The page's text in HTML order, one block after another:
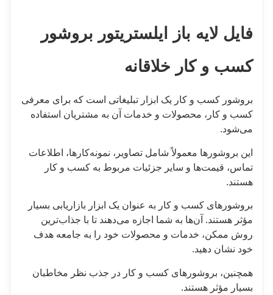
فایل لایه باز ایلستریتور بروشور
کسب و کار خلاقانه
بروشور کسب و کار یک ابزار تبلیغاتی است که برای معرفی
کسب و کار، محصولات و خدمات آن به مشتریان استفاده
می‌شود.
این بروشورها معمولاً شامل تصاویر، نمونه‌کارها، اطلاعات
تماس، قیمت‌ها و سایر جزئیات مربوط به کسب و کار
هستند.
بروشورهای کسب و کار به عنوان یک ابزار بازاریابی بسیار
مؤثر هستند. آن‌ها به شما اجازه می‌دهند تا با جذاب‌ترین
روش ممکن، خدمات و محصولات خود را به جامعه هدف
خود نشان دهید.
همچنین، بروشورهای کسب و کار در جذب نظر مخاطبان
بسیار مؤثر هستند.